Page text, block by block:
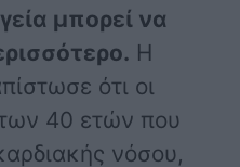
μπορεί να
Η
ότι οι
40 ετών που
νόσου,